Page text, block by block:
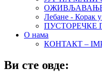
Лебане - Корак
ПУСТОРЕЧКЕ
О нама
КОНТАКТ –
Ви сте овде: